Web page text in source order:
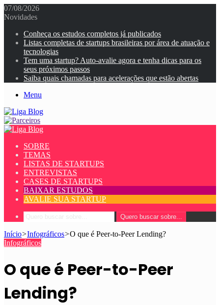
07/08/2026
Novidades
Conheça os estudos completos já publicados
Listas completas de startups brasileiras por área de atuação e
tecnologias
Tem uma startup? Auto-avalie agora e tenha dicas para os
seus próximos passos
Saiba quais chamadas para acelerações que estão abertas
Menu
SOBRE
TEMAS
LISTAS DE STARTUPS
ENTREVISTAS
CASES DE STARTUPS
BAIXAR ESTUDOS
AVALIE SUA STARTUP
Quero buscar sobre...
Início>Infográficos>O que é Peer-to-Peer Lending?
Infográficos
O que é Peer-to-Peer
Lending?